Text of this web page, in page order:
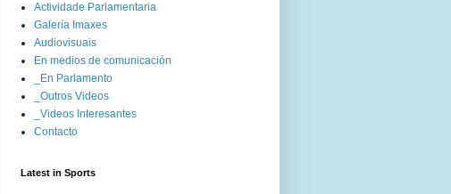
Actividade Parlamentaria
Galería Imaxes
Audiovisuais
En medios de comunicación
_En Parlamento
_Outros Videos
_Videos Interesantes
Contacto
Latest in Sports